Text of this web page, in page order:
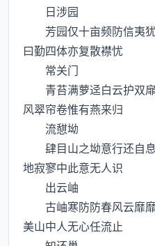
日涉园
芳园仅十亩频防信夷犹
曰勤四体亦复散襟忧
常关门
青苔满萝迳白云护双扉
风翠帘卷惟有燕来归
流憇坳
肆目山之坳意行还自息
地寂寥中此意无人识
出云岫
古岫寒防防春风云靡靡
美山中人无心任流止